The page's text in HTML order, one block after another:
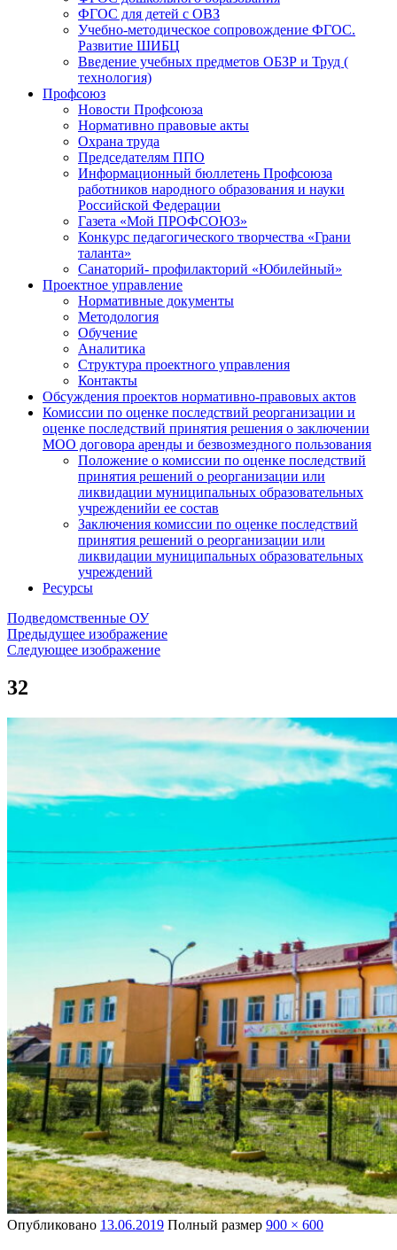
ФГОС для детей с ОВЗ
Учебно-методическое сопровождение ФГОС.
Развитие ШИБЦ
Введение учебных предметов ОБЗР и Труд (
технология)
Профсоюз
Новости Профсоюза
Нормативно правовые акты
Охрана труда
Председателям ППО
Информационный бюллетень Профсоюза
работников народного образования и науки
Российской Федерации
Газета «Мой ПРОФСОЮЗ»
Конкурс педагогического творчества «Грани
таланта»
Санаторий- профилакторий «Юбилейный»
Проектное управление
Нормативные документы
Методология
Обучение
Аналитика
Структура проектного управления
Контакты
Обсуждения проектов нормативно-правовых актов
Комиссии по оценке последствий реорганизации и
оценке последствий принятия решения о заключении
МОО договора аренды и безвозмездного пользования
Положение о комиссии по оценке последствий
принятия решений о реорганизации или
ликвидации муниципальных образовательных
учрежденийи ее состав
Заключения комиссии по оценке последствий
принятия решений о реорганизации или
ликвидации муниципальных образовательных
учреждений
Ресурсы
Подведомственные ОУ
Предыдущее изображение
Следующее изображение
32
Опубликовано 13.06.2019 Полный размер 900 × 600